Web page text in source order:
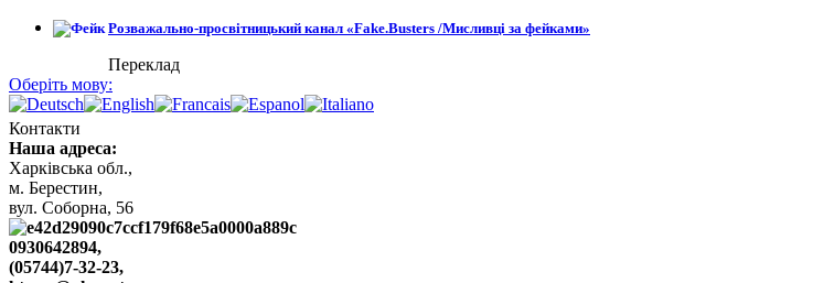
Розважально-просвітницький канал «Fake.Busters /Мисливці за фейками»
Переклад
Оберіть мову:
Контакти
Наша адреса:
Харківська обл.,
м. Берестин,
вул. Cоборна, 56
0930642894,
(05744)7-32-23,